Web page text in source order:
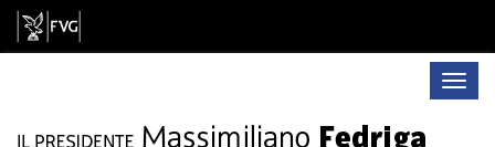
Toggle